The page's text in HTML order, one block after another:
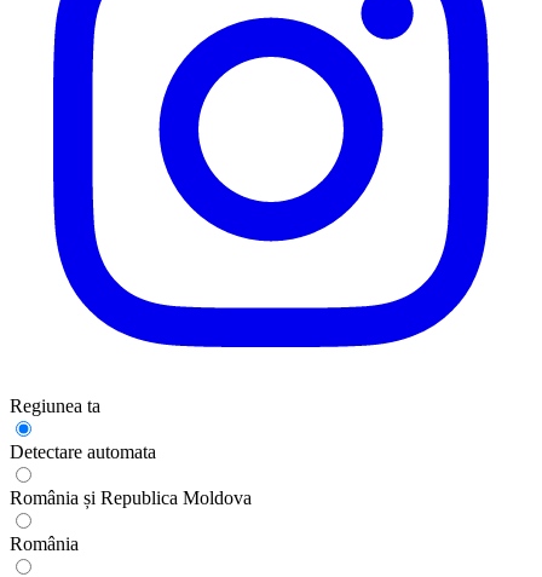
Regiunea ta
Detectare automata
România și Republica Moldova
România